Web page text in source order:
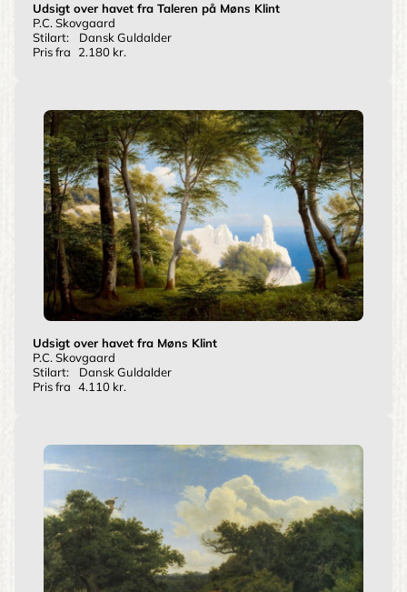
Udsigt over havet fra Taleren på Møns Klint
P.C. Skovgaard
Stilart:
Dansk Guldalder
Pris fra
2.180 kr.
Udsigt over havet fra Møns Klint
P.C. Skovgaard
Stilart:
Dansk Guldalder
Pris fra 4.110 kr.